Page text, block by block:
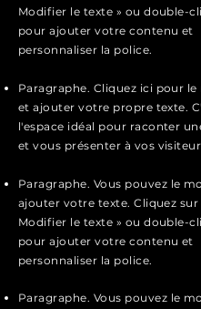
Modifier le texte » ou double-
pour ajouter votre contenu et
personnaliser la police.
Paragraphe. Cliquez ici pour
et ajouter votre propre texte.
l'espace idéal pour raconter
et vous présenter à vos
Paragraphe. Vous pouvez le
ajouter votre texte. Cliquez sur
Modifier le texte » ou double-
pour ajouter votre contenu et
personnaliser la police.
Paragraphe. Vous pouvez le